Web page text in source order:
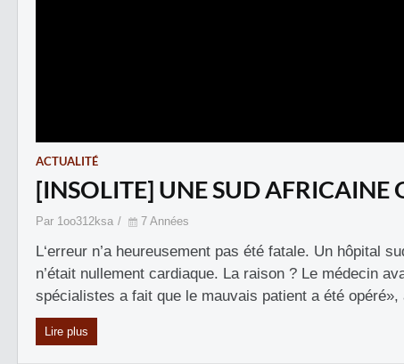
ACTUALITÉ
[INSOLITE] UNE SUD AFRICAINE
Par 1oo312ksa 7 Années
L‘erreur n’a heureusement pas été fatale. Un hôpital
n’était nullement cardiaque. La raison ? Le médecin
spécialistes a fait que le mauvais patient a été
Lire plus